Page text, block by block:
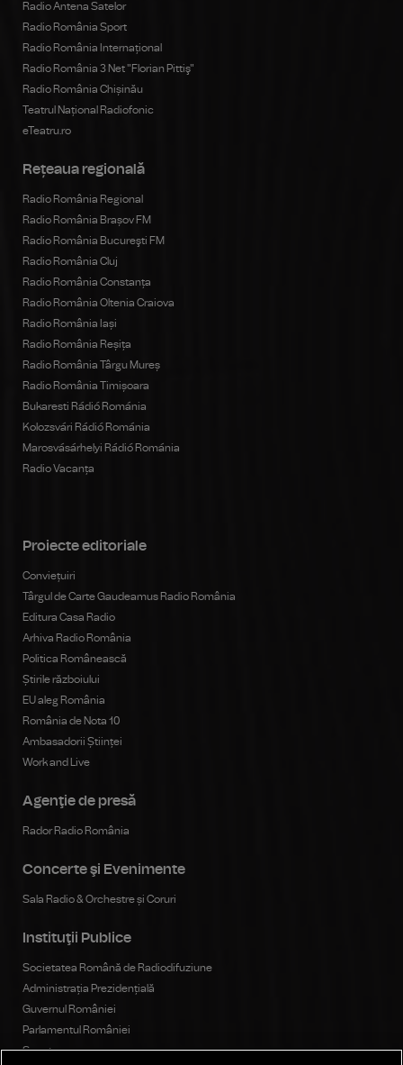
Radio Antena Satelor
Radio România Sport
Radio România Internațional
Radio România 3 Net "Florian Pittiş"
Radio România Chișinău
Teatrul Național Radiofonic
eTeatru.ro
Rețeaua regională
Radio România Regional
Radio România Brașov FM
Radio România Bucureşti FM
Radio România Cluj
Radio România Constanța
Radio România Oltenia Craiova
Radio România Iași
Radio România Reșița
Radio România Târgu Mureș
Radio România Timișoara
Bukaresti Rádió Románia
Kolozsvári Rádió Románia
Marosvásárhelyi Rádió Románia
Radio Vacanța
Proiecte editoriale
Conviețuiri
Târgul de Carte Gaudeamus Radio România
Editura Casa Radio
Arhiva Radio România
Politica Românească
Știrile războiului
EU aleg România
România de Nota 10
Ambasadorii Științei
Work and Live
Agenţie de presă
Rador Radio România
Concerte şi Evenimente
Sala Radio & Orchestre și Coruri
Instituţii Publice
Societatea Română de Radiodifuziune
Administrația Prezidențială
Guvernul României
Parlamentul României
Senat